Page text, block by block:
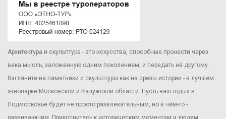
Архитектура и скульптура - это искусства, способные пронести через
века мысль, заложенную одним поколением, и передать её другому.
Взгляните на памятники и скульптуры как на срезы истории - в лучшем
этнопарке Московской и Калужской области. Пусть ваш отдых в
Подмосковье будет не просто развлекательным, но в чём-то -
развивающим. Прикоснитесь к историческим моментам и людям,